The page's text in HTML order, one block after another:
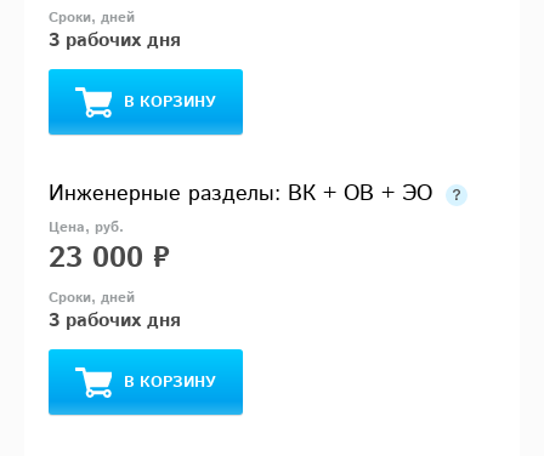
3 рабочих дня
В КОРЗИНУ
Инженерные разделы: ВК + ОВ + ЭО
23 000 ₽
3 рабочих дня
В КОРЗИНУ